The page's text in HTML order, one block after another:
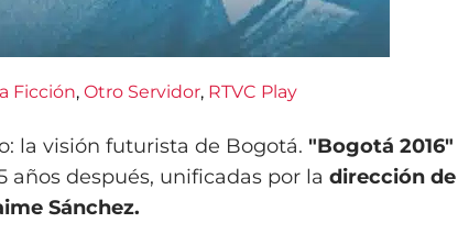
Ficción, Otro Servidor, RTVC Play
la visión futurista de Bogotá. "Bogotá 2016"
años después, unificadas por la dirección de
Sánchez.